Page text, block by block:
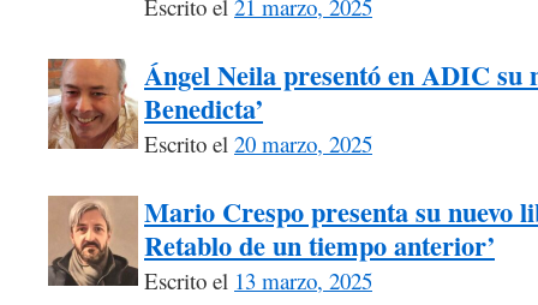
Escrito el 21 marzo, 2025
Ángel Neila presentó en ADIC su
Benedicta’
Escrito el 20 marzo, 2025
Mario Crespo presenta su nuevo
Retablo de un tiempo anterior’
Escrito el 13 marzo, 2025